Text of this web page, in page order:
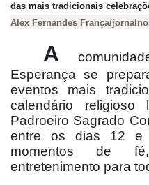
das mais tradicionais
Alex Fernandes França/
A
Esperança se
eventos mais
calendário
Padroeiro Sagrado
entre os dias 12 e
momentos de
entretenimento para